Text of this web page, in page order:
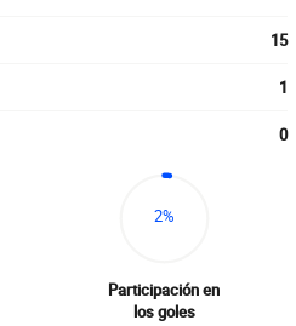
15
1
0
2%
Participación en
los goles